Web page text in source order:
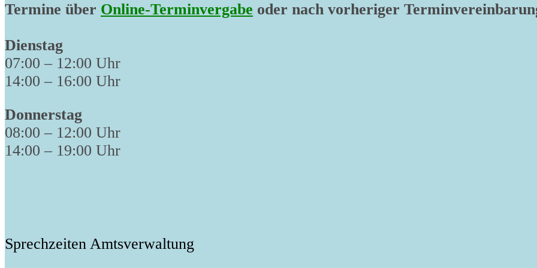
Termine über Online-Terminvergabe oder nach vorheriger
Dienstag
07:00 – 12:00 Uhr
14:00 – 16:00 Uhr
Donnerstag
08:00 – 12:00 Uhr
14:00 – 19:00 Uhr
Sprechzeiten Amtsverwaltung